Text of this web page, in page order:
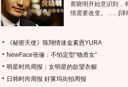
黄晓明开始意识到，
情需要改变。…… [详
《秘密天使》陈翔情迷金素恩YURA
NewFace张俪：不怕定型“物质女”
明星时尚周报：女明星的欲望衣橱
日韩时尚周报 好莱坞街拍周报